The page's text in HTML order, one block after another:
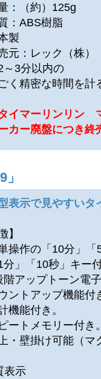
：（約）125g
：ABS樹脂
製
元：レック（株）
3分以内の
精密な時間を計
イマーリンリン
カー廃盤につき終
」
表示で見やすいタ
】
操作の「10分」「
」「10秒」キー
階アップトーン電
ントアップ機能付
機能付き。
ートメモリー付き
・壁掛け可能（マ
表示